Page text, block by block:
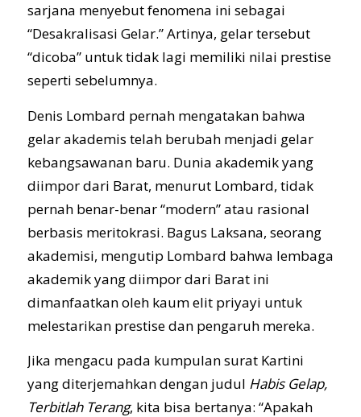
sarjana menyebut fenomena ini sebagai
“Desakralisasi Gelar.” Artinya, gelar tersebut
“dicoba” untuk tidak lagi memiliki nilai prestise
seperti sebelumnya.
Denis Lombard pernah mengatakan bahwa
gelar akademis telah berubah menjadi gelar
kebangsawanan baru. Dunia akademik yang
diimpor dari Barat, menurut Lombard, tidak
pernah benar-benar “modern” atau rasional
berbasis meritokrasi. Bagus Laksana, seorang
akademisi, mengutip Lombard bahwa lembaga
akademik yang diimpor dari Barat ini
dimanfaatkan oleh kaum elit priyayi untuk
melestarikan prestise dan pengaruh mereka.
Jika mengacu pada kumpulan surat Kartini
yang diterjemahkan dengan judul Habis Gelap,
Terbitlah Terang, kita bisa bertanya: “Apakah